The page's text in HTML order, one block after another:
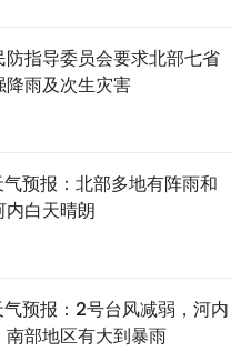
防指导委员会要求北部七省
降雨及次生灾害
预报：北部多地有阵雨和
白天晴朗
预报：2号台风减弱，河内
南部地区有大到暴雨